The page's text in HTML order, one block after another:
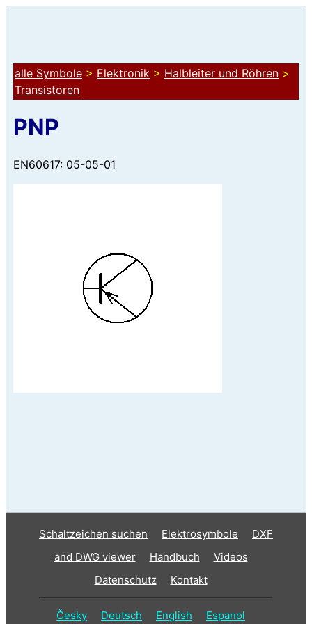
alle Symbole > Elektronik > Halbleiter und Röhren >
Transistoren
PNP
EN60617: 05-05-01
Schaltzeichen suchen Elektrosymbole
DXF
and DWG viewer
Handbuch
Videos
Datenschutz
Kontakt
Česky Deutsch English Espanol